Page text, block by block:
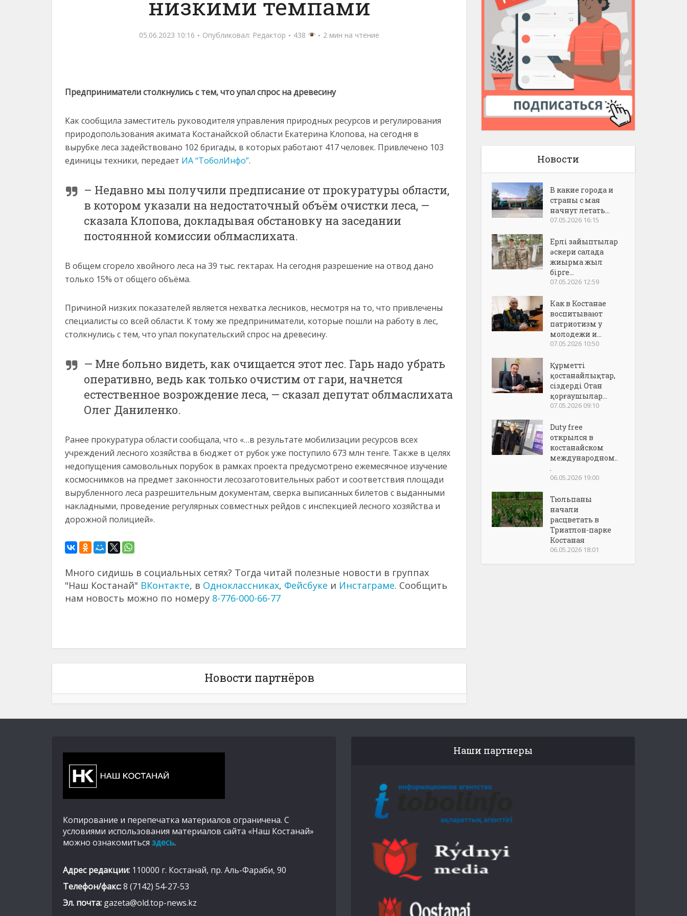
низкими темпами
05.06.2023 10:16 Опубликовал: Редактор 438 2 мин на чтение
Предприниматели столкнулись с тем, что упал спрос на древесину
Как сообщила заместитель руководителя управления природных ресурсов и регулирования
природопользования акимата Костанайской области Екатерина Клопова, на сегодня в
вырубке леса задействовано 102 бригады, в которых работают 417 человек. Привлечено 103
единицы техники, передает ИА “ТоболИнфо”.
– Недавно мы получили предписание от прокуратуры области,
в котором указали на недостаточный объём очистки леса, —
сказала Клопова, докладывая обстановку на заседании
постоянной комиссии облмаслихата.
В общем сгорело хвойного леса на 39 тыс. гектарах. На сегодня разрешение на отвод дано
только 15% от общего объёма.
Причиной низких показателей является нехватка лесников, несмотря на то, что привлечены
специалисты со всей области. К тому же предприниматели, которые пошли на работу в лес,
столкнулись с тем, что упал покупательский спрос на древесину.
— Мне больно видеть, как очищается этот лес. Гарь надо убрать
оперативно, ведь как только очистим от гари, начнется
естественное возрождение леса, — сказал депутат облмаслихата
Олег Даниленко.
Ранее прокуратура области сообщала, что «…в результате мобилизации ресурсов всех
учреждений лесного хозяйства в бюджет от рубок уже поступило 673 млн тенге. Также в целях
недопущения самовольных порубок в рамках проекта предусмотрено ежемесячное изучение
космоснимков на предмет законности лесозаготовительных работ и соответствия площади
вырубленного леса разрешительным документам, сверка выписанных билетов с выданными
накладными, проведение регулярных совместных рейдов с инспекцией лесного хозяйства и
дорожной полицией».
Много сидишь в социальных сетях? Тогда читай полезные новости в группах
"Наш Костанай" ВКонтакте, в Одноклассниках, Фейсбуке и Инстаграме. Сообщить
нам новость можно по номеру 8-776-000-66-77
Новости партнёров
Новости
В какие города и
страны с мая
начнут летать...
07.05.2026 16:15
Ерлі зайыптылар
әскери салада
жиырма жыл
бірге...
07.05.2026 12:59
Как в Костанае
воспитывают
патриотизм у
молодежи и...
07.05.2026 10:50
Құрметті
қостанайлықтар,
сіздерді Отан
қорғаушылар...
07.05.2026 09:10
Duty free
открылся в
костанайском
международном..
.
06.05.2026 19:00
Тюльпаны
начали
расцветать в
Триатлон-парке
Костаная
06.05.2026 18:01
Копирование и перепечатка материалов ограничена. С
условиями использования материалов сайта «Наш Костанай»
можно ознакомиться здесь.
Адрес редакции: 110000 г. Костанай, пр. Аль-Фараби, 90
Телефон/факс:8 (7142) 54-27-53
Эл. почта: gazeta@old.top-news.kz
Наши партнеры